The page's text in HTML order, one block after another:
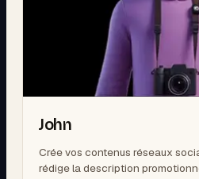
John
Crée vos contenus réseaux
rédige la description